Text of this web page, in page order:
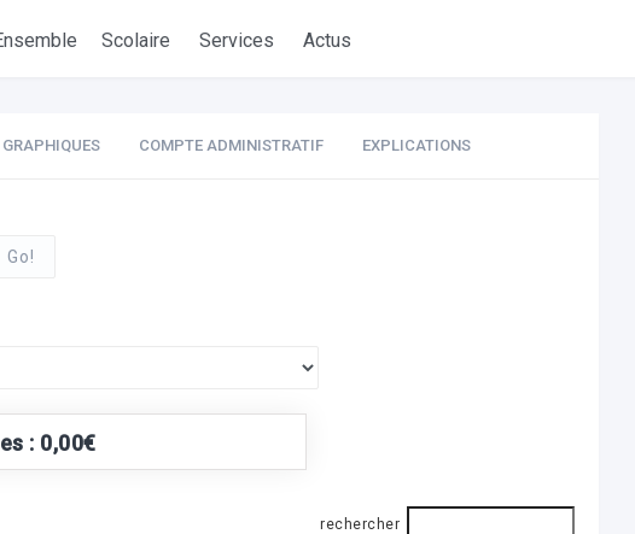
Scolaire Services Actus
GRAPHIQUES COMPTE ADMINISTRATIF EXPLICATIONS
Go!
: 0,00€
rechercher